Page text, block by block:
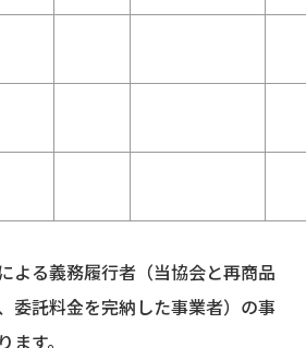
よる義務履行者（当協会と再商品
委託料金を完納した事業者）の事
す。